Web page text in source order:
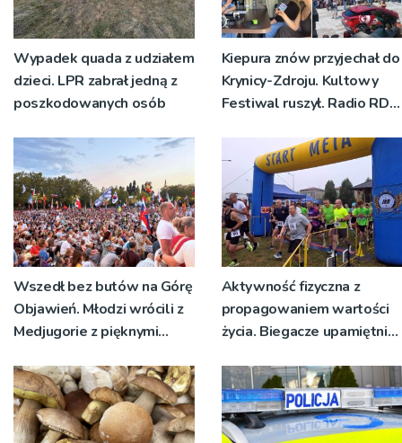
Wypadek quada z udziałem
dzieci. LPR zabrał jedną z
poszkodowanych osób
Kiepura znów przyjechał do
Krynicy-Zdroju. Kultowy
Festiwal ruszył. Radio RDN
żywo [ZDJĘCIA]
Wszedł bez butów na Górę
Objawień. Młodzi wrócili z
Medjugorie z pięknymi
Aktywność fizyczna z
propagowaniem wartości
życia. Biegacze upamiętnili